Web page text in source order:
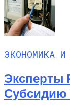
ЭКОНОМИКА И
Эксперты
Субсидию